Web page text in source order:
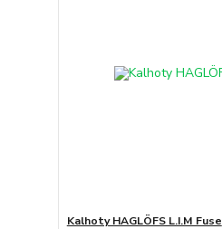
Kalhoty HAGLÖFS L.I.M Fuse